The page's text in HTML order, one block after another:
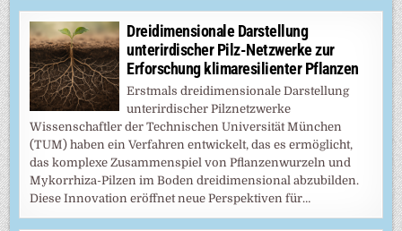
Dreidimensionale Darstellung
unterirdischer Pilz-Netzwerke zur
Erforschung klimaresilienter Pflanzen
Erstmals dreidimensionale Darstellung
unterirdischer Pilznetzwerke
Wissenschaftler der Technischen Universität München
(TUM) haben ein Verfahren entwickelt, das es ermöglicht,
das komplexe Zusammenspiel von Pflanzenwurzeln und
Mykorrhiza-Pilzen im Boden dreidimensional abzubilden.
Diese Innovation eröffnet neue Perspektiven für…